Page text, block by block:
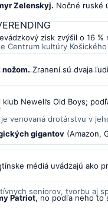
Zelenskyj. Nočné ruské
zisk zvýšil o 16
nožom.Zranení sú dvaja
Newell’s Old Boys;
gigantov (Amazon,
médiá uvádzajú ako
Patriot, no podľa neho to
Centrum kultúry
venovaná drotárstvu v
seniorov, tvorbu aj